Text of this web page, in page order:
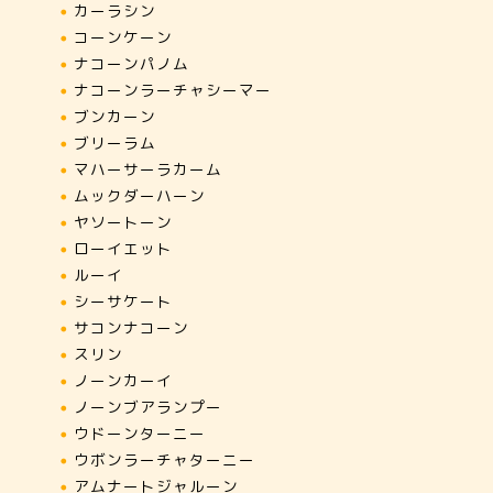
カーラシン
コーンケーン
ナコーンパノム
ナコーンラーチャシーマー
ブンカーン
ブリーラム
マハーサーラカーム
ムックダーハーン
ヤソートーン
ローイエット
ルーイ
シーサケート
サコンナコーン
スリン
ノーンカーイ
ノーンブアランプー
ウドーンターニー
ウボンラーチャターニー
アムナートジャルーン